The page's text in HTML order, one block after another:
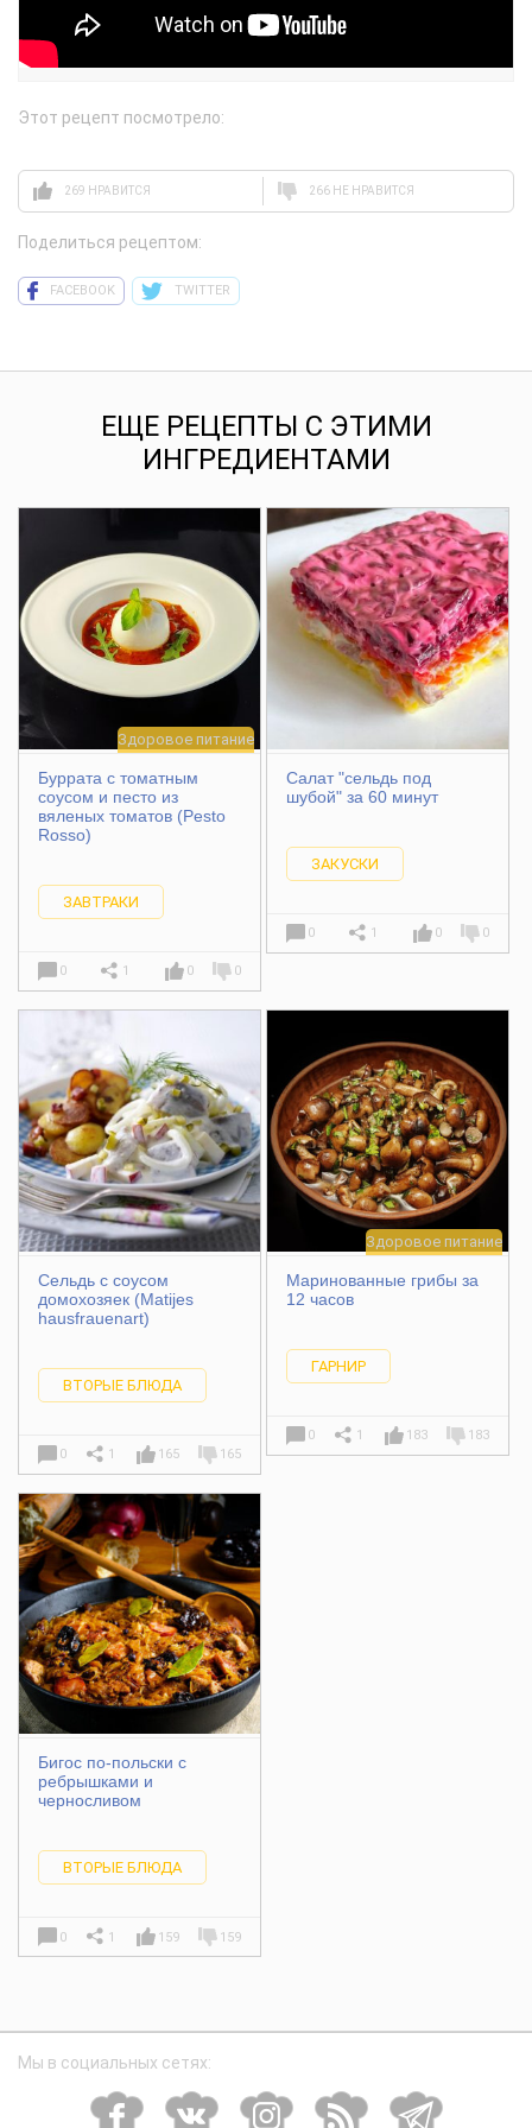
Этот рецепт посмотрело:
269 НРАВИТСЯ 266 НЕ НРАВИТСЯ
Поделиться рецептом:
FACEBOOK TWITTER
ЕЩЕ РЕЦЕПТЫ С ЭТИМИ
ИНГРЕДИЕНТАМИ
Здоровое питание
Буррата с томатным
соусом и песто из
вяленых томатов (Pesto
Rosso)
ЗАВТРАКИ
0 1 0 0
Салат "сельдь под
шубой" за 60 минут
ЗАКУСКИ
0 1 0 0
Сельдь с соусом
домохозяек (Matijes
hausfrauenart)
ВТОРЫЕ БЛЮДА
0 1 165 165
Здоровое питание
Маринованные грибы за
12 часов
ГАРНИР
0 1 183 183
Бигос по-польски с
ребрышками и
черносливом
ВТОРЫЕ БЛЮДА
0 1 159 159
Мы в социальных сетях: